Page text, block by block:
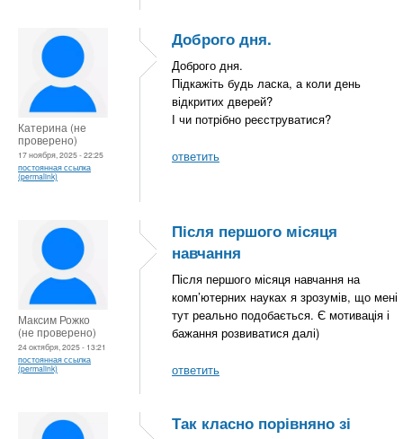
Катерина (не
проверено)
17 ноября, 2025 - 22:25
постоянная ссылка
(permalink)
Доброго дня.
Доброго дня.
Підкажіть будь ласка, а коли день
відкритих дверей?
І чи потрібно реєструватися?
ответить
Максим Рожко
(не проверено)
24 октября, 2025 - 13:21
постоянная ссылка
(permalink)
Після першого місяця
навчання
Після першого місяця навчання на
комп’ютерних науках я зрозумів, що мені
тут реально подобається. Є мотивація і
бажання розвиватися далі)
ответить
Так класно порівняно зі